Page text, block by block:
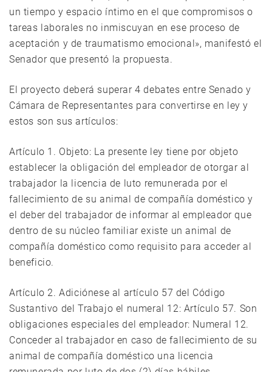
un tiempo y espacio íntimo en el que compromisos o
tareas laborales no inmiscuyan en ese proceso de
aceptación y de traumatismo emocional», manifestó el
Senador que presentó la propuesta.
El proyecto deberá superar 4 debates entre Senado y
Cámara de Representantes para convertirse en ley y
estos son sus artículos:
Artículo 1. Objeto: La presente ley tiene por objeto
establecer la obligación del empleador de otorgar al
trabajador la licencia de luto remunerada por el
fallecimiento de su animal de compañía doméstico y
el deber del trabajador de informar al empleador que
dentro de su núcleo familiar existe un animal de
compañía doméstico como requisito para acceder al
beneficio.
Artículo 2. Adiciónese al artículo 57 del Código
Sustantivo del Trabajo el numeral 12: Artículo 57. Son
obligaciones especiales del empleador: Numeral 12.
Conceder al trabajador en caso de fallecimiento de su
animal de compañía doméstico una licencia